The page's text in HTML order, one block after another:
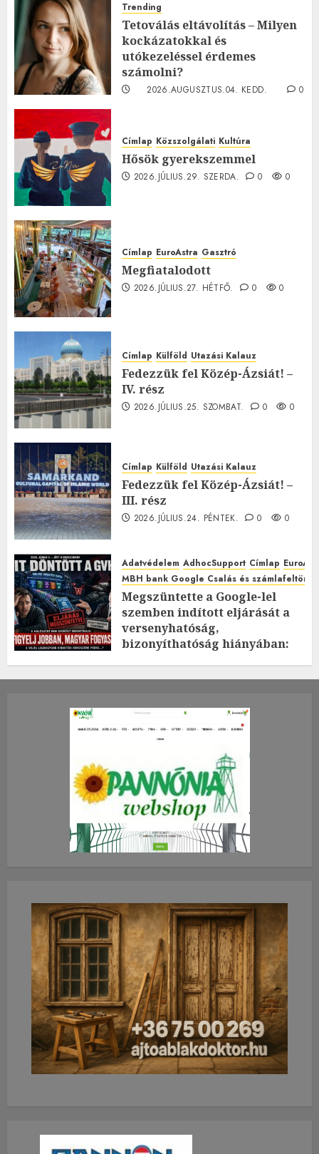
Trending
Tetoválás eltávolítás – Milyen
kockázatokkal és
utókezeléssel érdemes
számolni?
2026.AUGUSZTUS.04. KEDD.
0
Címlap Közszolgálati Kultúra
Hősök gyerekszemmel
2026.JÚLIUS.29. SZERDA. 0 0
Címlap EuroAstra Gasztró
Megfiatalodott
2026.JÚLIUS.27. HÉTFŐ. 0 0
Címlap Külföld Utazási Kalauz
Fedezzük fel Közép-Ázsiát! –
IV. rész
2026.JÚLIUS.25. SZOMBAT. 0 0
Címlap Külföld Utazási Kalauz
Fedezzük fel Közép-Ázsiát! –
III. rész
2026.JÚLIUS.24. PÉNTEK. 0 0
Adatvédelem AdhocSupport Címlap
MBH bank Google Csalás és
Megszüntette a Google-lel
szemben indított eljárását a
versenyhatóság,
bizonyíthatóság hiányában:
2026.JÚLIUS.23. CSÜTÖRTÖK.
0